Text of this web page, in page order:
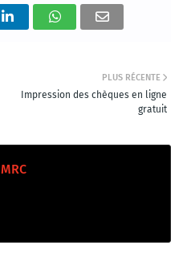
PLUS RÉCENTE
Impression des chèques en ligne
gratuit
MRC